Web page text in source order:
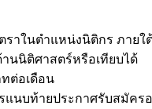
ราในตำแหน่งนิติกร ภายใ
นิติศาสตร์หรือเทียบได้
ทต่อเดือน
แนบท้ายประกาศรับสมัคร